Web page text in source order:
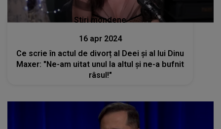
Stiri mondene
16 apr 2024
Ce scrie în actul de divorț al Deei și al lui Dinu
Maxer: "Ne-am uitat unul la altul şi ne-a bufnit
râsul!"